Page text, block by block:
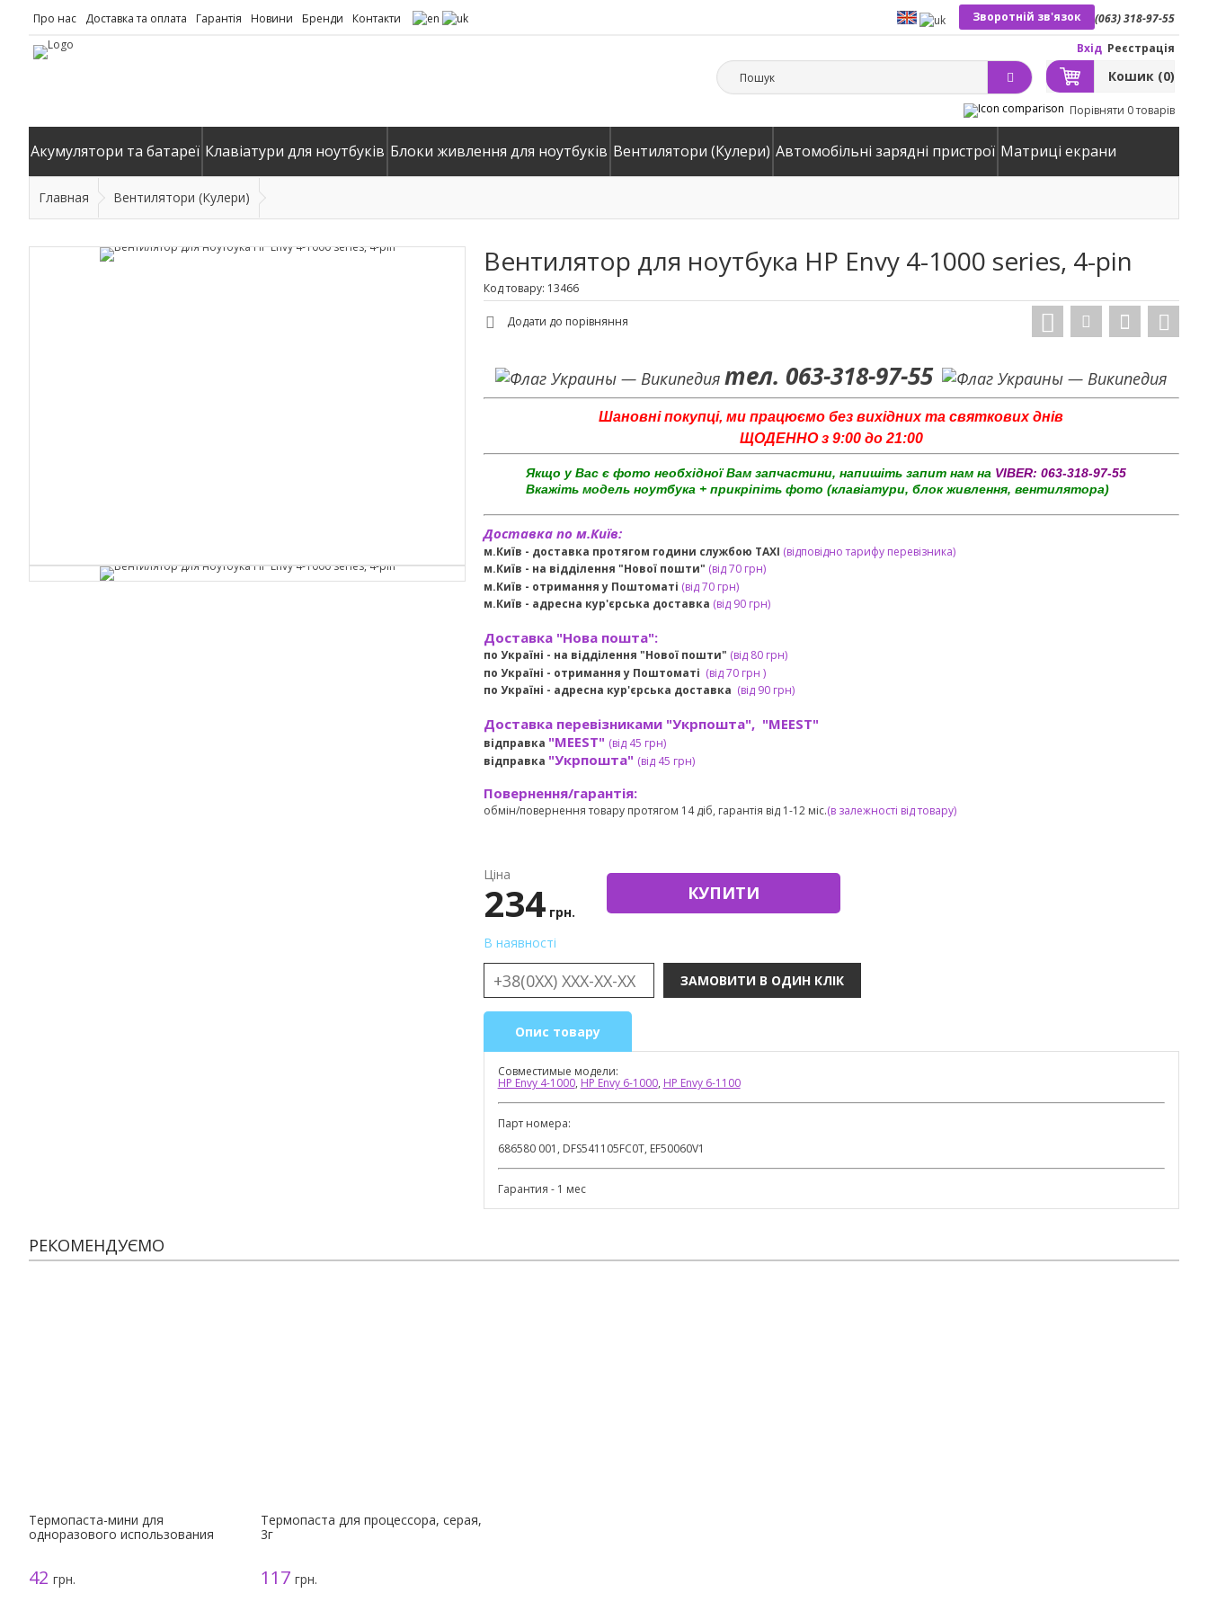
Про нас Доставка та оплата Гарантія Новини Бренди Контакти (063) 318-97-55
Зворотній зв'язок
Вхід Реєстрація
Кошик (0)
Порівняти 0 товарів
Акумулятори та батареї Клавіатури для ноутбуків Блоки живлення для ноутбуків Вентилятори (Кулери) Автомобільні зарядні пристрої Матриці екрани
Главная Вентилятори (Кулери)
Вентилятор для ноутбука HP Envy 4-1000 series, 4-pin
Код товару: 13466
Додати до порівняння
тел. 063-318-97-55
Шановні покупці, ми працюємо без вихідних та святкових днів
ЩОДЕННО з 9:00 до 21:00
Якщо у Вас є фото необхідної Вам запчастини, напишіть запит нам на VIBER: 063-318-97-55
Вкажіть модель ноутбука + прикріпіть фото (клавіатури, блок живлення, вентилятора)
Доставка по м.Київ:
м.Київ - доставка протягом години службою TAXI (відповідно тарифу перевізника)
м.Київ - на відділення "Нової пошти" (від 70 грн)
м.Київ - отримання у Поштоматі (від 70 грн)
м.Київ - адресна кур'єрська доставка (від90 грн)
Доставка "Нова пошта":
по Україні - на відділення "Нової пошти" (від 80 грн)
по Україні - отримання у Поштоматі (від 70 грн )
по Україні - адресна кур'єрська доставка (від90 грн)
Доставка перевізниками "Укрпошта", "MEEST"
відправка "MEEST" (від 45 грн)
відправка "Укрпошта" (від 45 грн)
Повернення/гарантія:
обмін/повернення товару протягом 14 діб, гарантія від 1-12 міс.(в залежності від товару)
Ціна
234 грн.
В наявності
КУПИТИ
Опис товару
Совместимые модели:
HP Envy 4-1000, HP Envy 6-1000, HP Envy 6-1100
Парт номера:
686580 001, DFS541105FC0T, EF50060V1
Гарантия - 1 мес
РЕКОМЕНДУЄМО
Термопаста-мини для
одноразового использования
42 грн.
Термопаста для процессора, серая,
3г
117 грн.